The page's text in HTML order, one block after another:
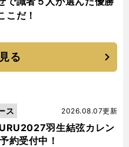
こだ！
る
羽生結弦カレン
約受付中！
2026.08.07更新
ス